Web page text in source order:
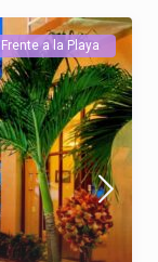
Frente a la Playa